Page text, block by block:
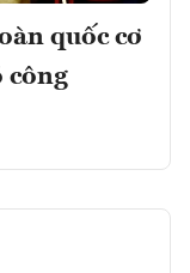
quốc cơ
công